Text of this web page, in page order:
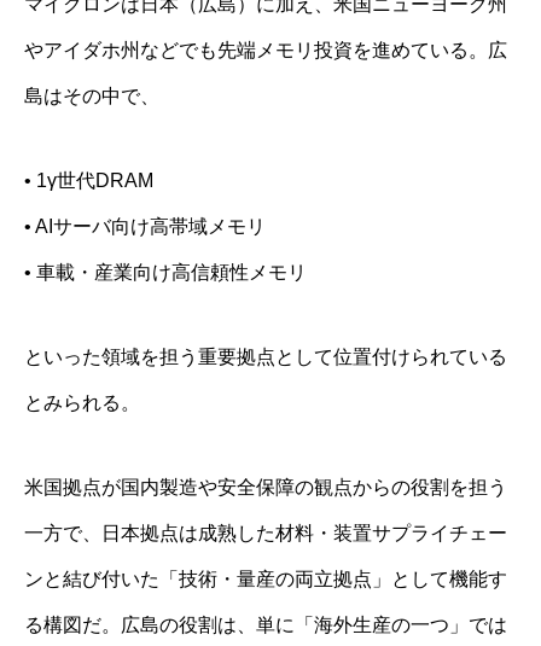
やアイダホ州などでも先端メモリ投資を進めている。広
島はその中で、
• 1γ世代DRAM
• AIサーバ向け高帯域メモリ
• 車載・産業向け高信頼性メモリ
といった領域を担う重要拠点として位置付けられている
とみられる。
米国拠点が国内製造や安全保障の観点からの役割を担う
一方で、日本拠点は成熟した材料・装置サプライチェー
ンと結び付いた「技術・量産の両立拠点」として機能す
る構図だ。広島の役割は、単に「海外生産の一つ」では